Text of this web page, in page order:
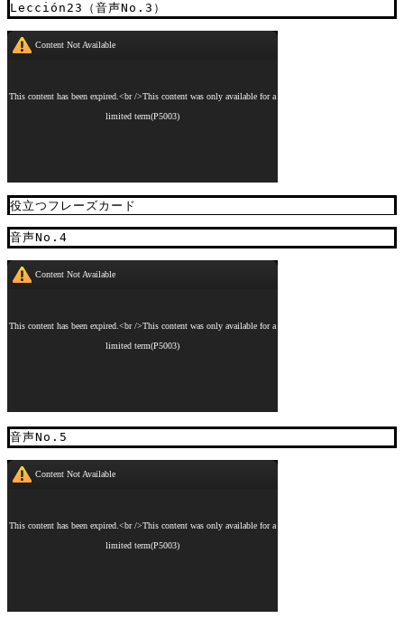
Lección23（音声No.3）
役立つフレーズカード
音声No.4
音声No.5